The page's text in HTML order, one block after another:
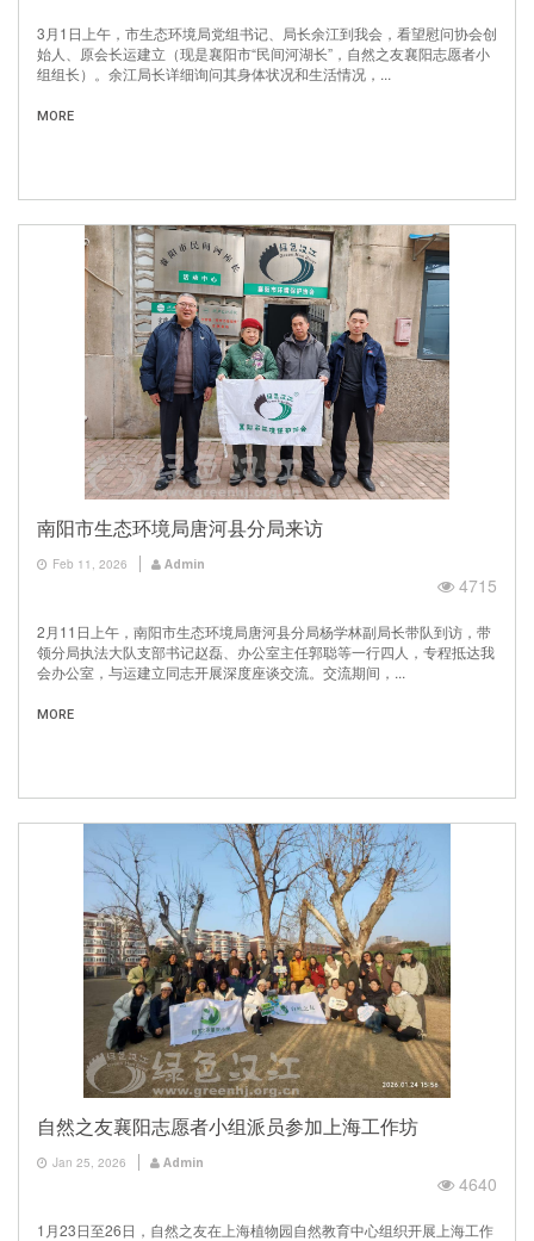
3月1日上午，市生态环境局党组书记、局长余江到我会，看望慰问协会创
始人、原会长运建立（现是襄阳市“民间河湖长”，自然之友襄阳志愿者小
组组长）。余江局长详细询问其身体状况和生活情况，...
MORE
南阳市生态环境局唐河县分局来访
Feb 11, 2026 Admin
4715
2月11日上午，南阳市生态环境局唐河县分局杨学林副局长带队到访，带
领分局执法大队支部书记赵磊、办公室主任郭聪等一行四人，专程抵达我
会办公室，与运建立同志开展深度座谈交流。交流期间，...
MORE
自然之友襄阳志愿者小组派员参加上海工作坊
Jan 25, 2026 Admin
4640
1月23日至26日，自然之友在上海植物园自然教育中心组织开展上海工作